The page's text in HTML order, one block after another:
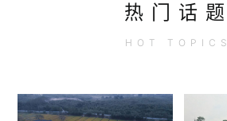
热门话题
HOT TOPICS